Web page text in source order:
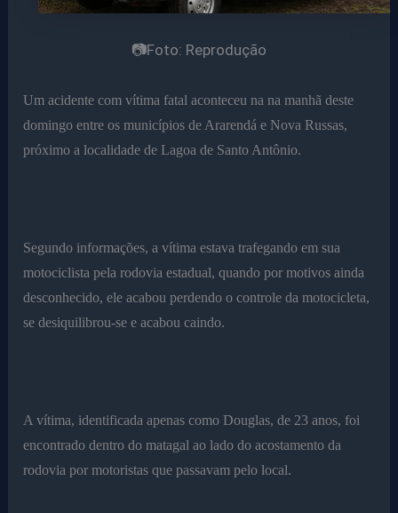
📷Foto: Reprodução
Um acidente com vítima fatal aconteceu na na manhã deste
domingo entre os municípios de Ararendá e Nova Russas,
próximo a localidade de Lagoa de Santo Antônio.
Segundo informações, a vítima estava trafegando em sua
motociclista pela rodovia estadual, quando por motivos ainda
desconhecido, ele acabou perdendo o controle da motocicleta,
se desiquilibrou-se e acabou caindo.
A vítima, identificada apenas como Douglas, de 23 anos, foi
encontrado dentro do matagal ao lado do acostamento da
rodovia por motoristas que passavam pelo local.